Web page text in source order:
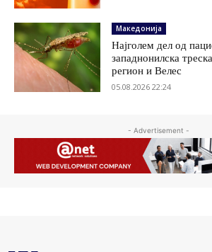
Македонија
Најголем дел од
западнонилска
регион и Велес
05.08.2026 22:24
- Advertisement -